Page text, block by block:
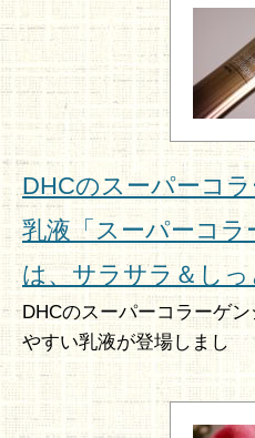
DHCのスーパーコ
乳液「スーパーコラ
は、サラサラ＆しっ
DHCのスーパーコラーゲ
やすい乳液が登場しまし